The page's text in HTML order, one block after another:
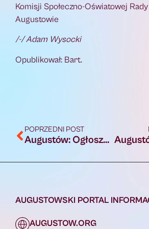
Komisji Społeczno-Oświatowej
Augustowie
/-/ Adam Wysocki
Opublikował: Bart.
POPRZEDNI POST
Augustów: Ogłoszenie o wspólnym posiedzeniu Komisji Rady Miejskiej
AUGUSTOWSKI PORTAL
AUGUSTOW.ORG